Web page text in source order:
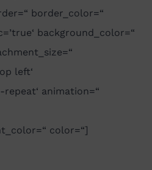
border_color=“
background_color=“
left‘
animation=“
color=“]